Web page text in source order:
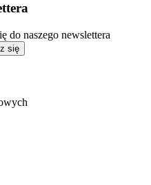
do naszego newslettera
się